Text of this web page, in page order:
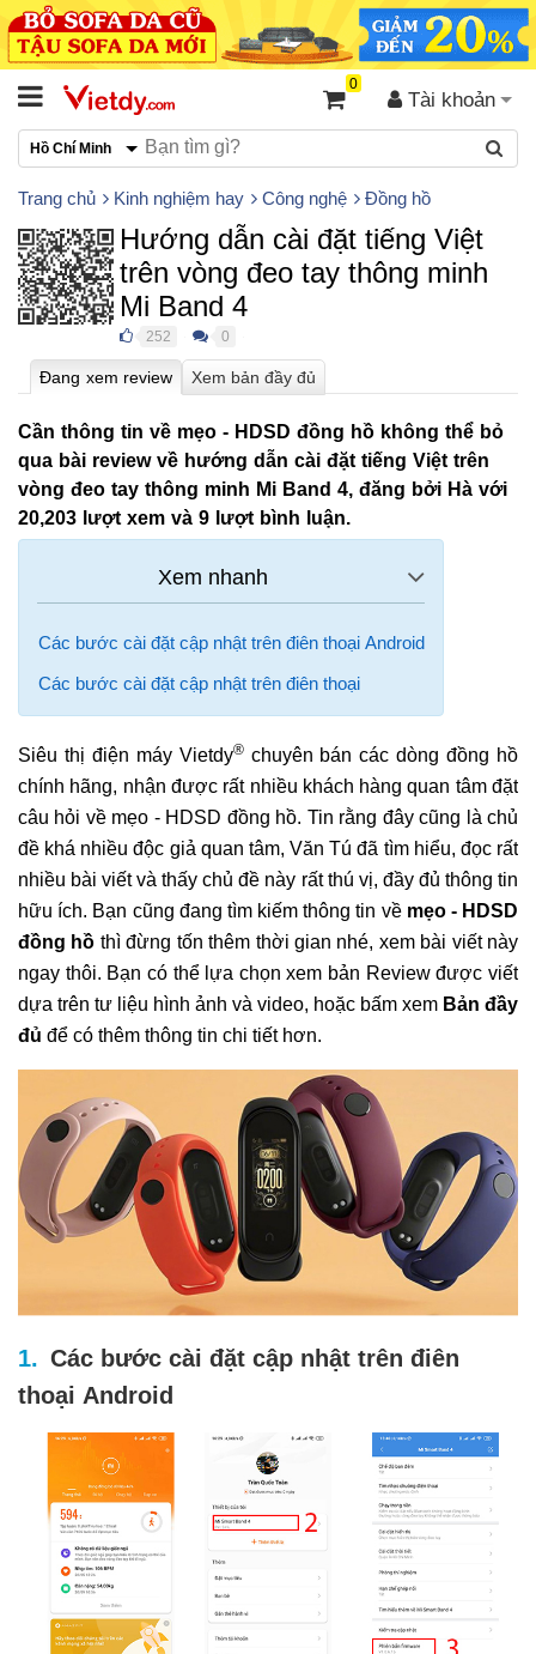
Tài khoản
0
Hồ Chí Minh
Trang chủ Kinh nghiệm hay Công nghệ Đồng hồ
Hướng dẫn cài đặt tiếng Việt
trên vòng đeo tay thông minh
Mi Band 4
252 0
Cần thông tin về mẹo - HDSD đồng hồ không thể bỏ
qua bài review về hướng dẫn cài đặt tiếng Việt trên
vòng đeo tay thông minh Mi Band 4, đăng bởi Hà với
20,203 lượt xem và 9 lượt bình luận.
Các bước cài đặt cập nhật trên điên thoại Android
Các bước cài đặt cập nhật trên điên thoại
Siêu thị điện máy Vietdy®chuyên bán các dòng đồng hồ
chính hãng, nhận được rất nhiều khách hàng quan tâm đặt
câu hỏi về mẹo - HDSD đồng hồ. Tin rằng đây cũng là chủ
đề khá nhiều độc giả quan tâm, Văn Tú đã tìm hiểu, đọc rất
nhiều bài viết và thấy chủ đề này rất thú vị, đầy đủ thông tin
hữu ích. Bạn cũng đang tìm kiếm thông tin về mẹo - HDSD
đồng hồ thì đừng tốn thêm thời gian nhé, xem bài viết này
ngay thôi. Bạn có thể lựa chọn xem bản Review được viết
dựa trên tư liệu hình ảnh và video, hoặc bấm xem Bản đầy
đủ để có thêm thông tin chi tiết hơn.
Các bước cài đặt cập nhật trên điên
thoại Android